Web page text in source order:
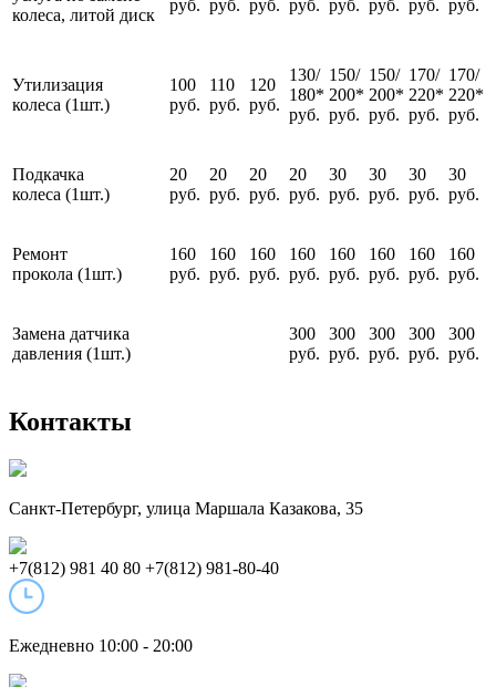
колеса, литой диск
руб. руб. руб. руб. руб. руб. руб. руб.
Утилизация
колеса (1шт.)
100
руб.
110
руб.
120
руб.
130/
180*
руб.
150/
200*
руб.
150/
200*
руб.
170/
220*
руб.
170/
220*
руб.
Подкачка
колеса (1шт.)
20
руб.
20
руб.
20
руб.
20
руб.
30
руб.
30
руб.
30
руб.
30
руб.
Ремонт
прокола (1шт.)
160
руб.
160
руб.
160
руб.
160
руб.
160
руб.
160
руб.
160
руб.
160
руб.
Замена датчика
давления (1шт.)
300
руб.
300
руб.
300
руб.
300
руб.
300
руб.
Контакты
Санкт-Петербург, улица Маршала Казакова, 35
+7(812) 981 40 80 +7(812) 981-80-40
Ежедневно 10:00 - 20:00